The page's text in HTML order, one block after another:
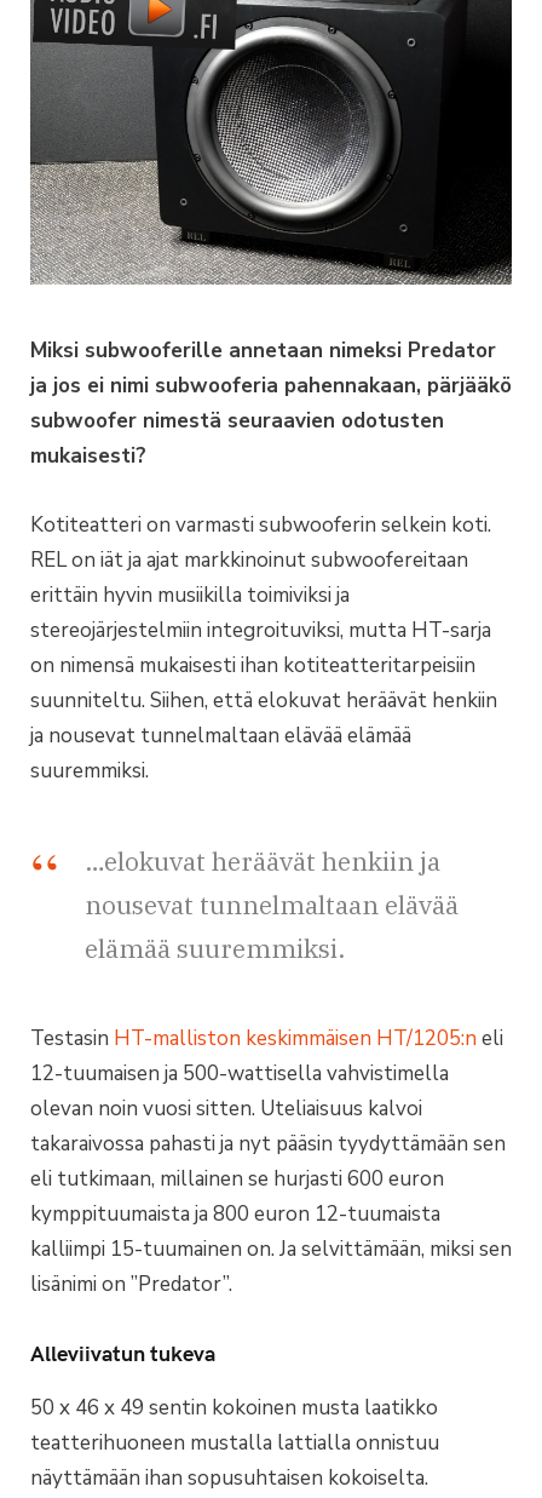
Miksi subwooferille annetaan nimeksi Predator
ja jos ei nimi subwooferia pahennakaan, pärjääkö
subwoofer nimestä seuraavien odotusten
mukaisesti?
Kotiteatteri on varmasti subwooferin selkein koti.
REL on iät ja ajat markkinoinut subwoofereitaan
erittäin hyvin musiikilla toimiviksi ja
stereojärjestelmiin integroituviksi, mutta HT-sarja
on nimensä mukaisesti ihan kotiteatteritarpeisiin
suunniteltu. Siihen, että elokuvat heräävät henkiin
ja nousevat tunnelmaltaan elävää elämää
suuremmiksi.
…elokuvat heräävät henkiin ja
nousevat tunnelmaltaan elävää
elämää suuremmiksi.
Testasin HT-malliston keskimmäisen HT/1205:n eli
12-tuumaisen ja 500-wattisella vahvistimella
olevan noin vuosi sitten. Uteliaisuus kalvoi
takaraivossa pahasti ja nyt pääsin tyydyttämään sen
eli tutkimaan, millainen se hurjasti 600 euron
kymppituumaista ja 800 euron 12-tuumaista
kalliimpi 15-tuumainen on. Ja selvittämään, miksi sen
lisänimi on ”Predator”.
Alleviivatun tukeva
50 x 46 x 49 sentin kokoinen musta laatikko
teatterihuoneen mustalla lattialla onnistuu
näyttämään ihan sopusuhtaisen kokoiselta.